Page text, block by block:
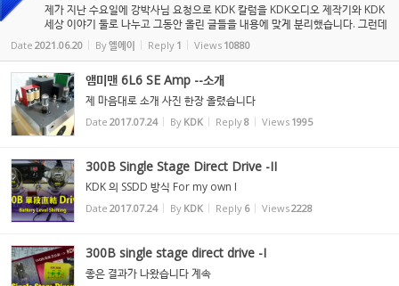
제가 지난 수요일에 강박사님 요청으로 KDK 칼럼을 KDK오디오 제작기와 KDK
세상 이야기 둘로 나누고 그동안 올린 글들을 내용에 맞게 분리했습니다. 그런데
어제 금요일과 오늘 사이에 이상한 글들이 50개 이상 KDK 오디오 제작기에 올
라오고, 박사님 글들은 ...
Date 2021.06.20 By엘에이 Reply 1 Views 10880
앰미맨 6L6 SE Amp --소개
제 마음대로 소개 사진 한장 올렸습니다
Date 2017.07.24 By KDK Reply8 Views 1995
300B Single Stage Direct Drive -II
KDK 의 SSDD 방식 For my own I
Date 2017.07.24 By KDK Reply 6 Views2228
300B single stage direct drive -I
좋은 결과가 나왔습니다 계속